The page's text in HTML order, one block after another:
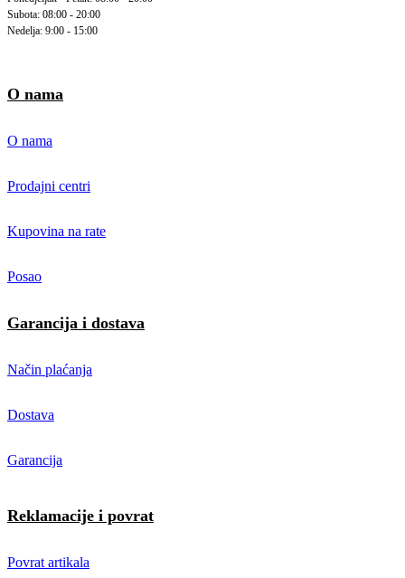
Subota: 08:00 - 20:00
Nedelja: 9:00 - 15:00
O nama
O nama
Prodajni centri
Kupovina na rate
Posao
Garancija i dostava
Način plaćanja
Dostava
Garancija
Reklamacije i povrat
Povrat artikala